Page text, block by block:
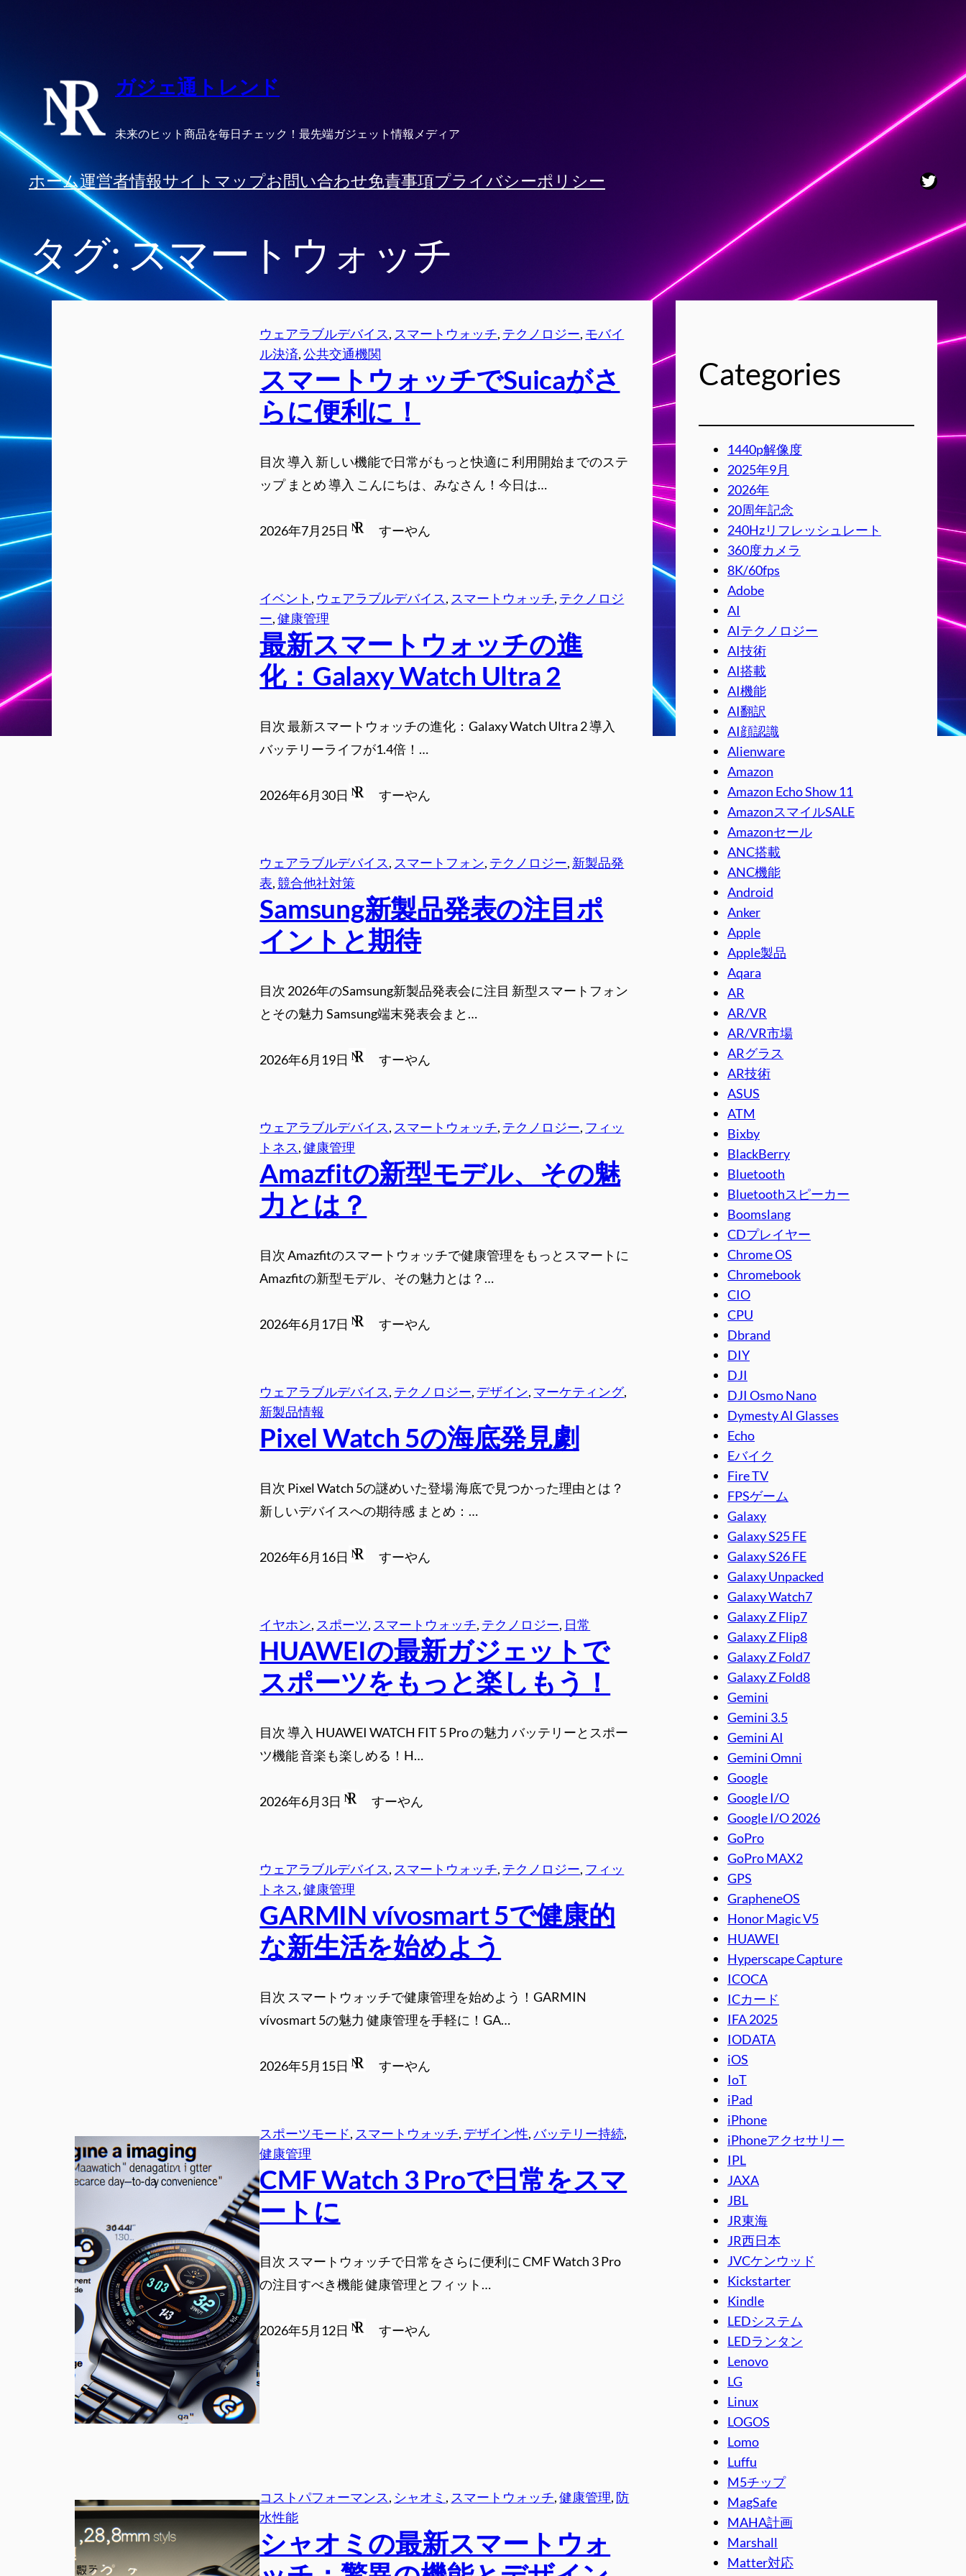
ッ
プ
ガジェ通トレンド
未来のヒット商品を毎日チェック！最先端ガジェット情報メディア
ホーム運営者情報サイトマップお問い合わせ免責事項プライバシーポリシー
タグ:スマートウォッチ
ウェアラブルデバイス, スマートウォッチ, テクノロジー, モバイ
ル決済, 公共交通機関
スマートウォッチでSuicaがさ
らに便利に！
目次 導入 新しい機能で日常がもっと快適に 利用開始までのステ
ップ まとめ 導入 こんにちは、みなさん！今日は…
2026年7月25日 すーやん
イベント , ウェアラブルデバイス, スマートウォッチ, テクノロジ
ー, 健康管理
最新スマートウォッチの進
化：Galaxy Watch Ultra 2
目次 最新スマートウォッチの進化：Galaxy Watch Ultra 2 導入
バッテリーライフが1.4倍！…
2026年6月30日 すーやん
ウェアラブルデバイス, スマートフォン, テクノロジー, 新製品発
表, 競合他社対策
Samsung新製品発表の注目ポ
イントと期待
目次 2026年のSamsung新製品発表会に注目 新型スマートフォン
とその魅力 Samsung端末発表会まと…
2026年6月19日 すーやん
ウェアラブルデバイス, スマートウォッチ, テクノロジー, フィッ
トネス, 健康管理
Amazfitの新型モデル、その魅
力とは？
目次 Amazfitのスマートウォッチで健康管理をもっとスマートに
Amazfitの新型モデル、その魅力とは？…
2026年6月17日 すーやん
ウェアラブルデバイス, テクノロジー, デザイン, マーケティング
新製品情報
Pixel Watch 5の海底発見劇
目次 Pixel Watch 5の謎めいた登場 海底で見つかった理由とは？
新しいデバイスへの期待感 まとめ：…
2026年6月16日 すーやん
イヤホン, スポーツ, スマートウォッチ, テクノロジー, 日常
HUAWEIの最新ガジェットで
スポーツをもっと楽しもう！
目次 導入 HUAWEI WATCH FIT 5 Pro の魅力 バッテリーとスポー
ツ機能 音楽も楽しめる！H…
2026年6月3日 すーやん
ウェアラブルデバイス, スマートウォッチ, テクノロジー, フィッ
トネス, 健康管理
GARMIN vívosmart 5で健康的
な新生活を始めよう
目次 スマートウォッチで健康管理を始めよう！GARMIN
vívosmart 5の魅力 健康管理を手軽に！GA…
2026年5月15日 すーやん
スポーツモード, スマートウォッチ, デザイン性, バッテリー持続
健康管理
CMF Watch 3 Proで日常をスマ
ートに
目次 スマートウォッチで日常をさらに便利に CMF Watch 3 Pro
の注目すべき機能 健康管理とフィット…
2026年5月12日 すーやん
コストパフォーマンス, シャオミ , スマートウォッチ, 健康管理, 防
水性能
シャオミの最新スマートウォ
Categories
1440p解像度
2025年9月
2026年
20周年記念
240Hzリフレッシュレート
360度カメラ
8K/60fps
Adobe
AI
AIテクノロジー
AI技術
AI搭載
AI機能
AI翻訳
AI顔認識
Alienware
Amazon
Amazon Echo Show 11
AmazonスマイルSALE
Amazonセール
ANC搭載
ANC機能
Android
Anker
Apple
Apple製品
Aqara
AR
AR/VR
AR/VR市場
ARグラス
AR技術
ASUS
ATM
Bixby
BlackBerry
Bluetooth
Bluetoothスピーカー
Boomslang
CDプレイヤー
Chrome OS
Chromebook
CIO
CPU
Dbrand
DIY
DJI
DJI Osmo Nano
Dymesty AI Glasses
Echo
Eバイク
Fire TV
FPSゲーム
Galaxy
Galaxy S25 FE
Galaxy S26 FE
Galaxy Unpacked
Galaxy Watch7
Galaxy Z Flip7
Galaxy Z Flip8
Galaxy Z Fold7
Galaxy Z Fold8
Gemini
Gemini 3.5
Gemini AI
Gemini Omni
Google
Google I/O
Google I/O 2026
GoPro
GoPro MAX2
GPS
GrapheneOS
Honor Magic V5
HUAWEI
Hyperscape Capture
ICOCA
ICカード
IFA 2025
IODATA
iOS
IoT
iPad
iPhone
iPhoneアクセサリー
IPL
JAXA
JBL
JR東海
JR西日本
JVCケンウッド
Kickstarter
Kindle
LEDシステム
LEDランタン
Lenovo
LG
Linux
LOGOS
Lomo
Luffu
M5チップ
MagSafe
MAHA計画
Marshall
Matter対応